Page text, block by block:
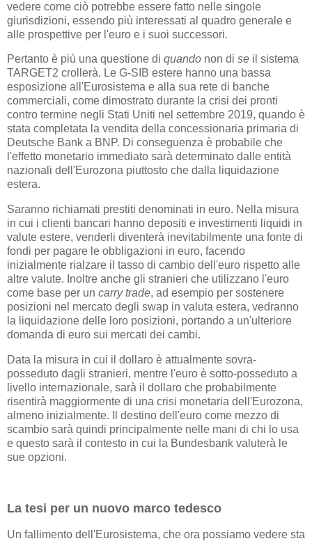
vedere come ciò potrebbe essere fatto nelle singole
giurisdizioni, essendo più interessati al quadro generale e
alle prospettive per l'euro e i suoi successori.
Pertanto è più una questione di quando non di se il sistema
TARGET2 crollerà. Le G-SIB estere hanno una bassa
esposizione all'Eurosistema e alla sua rete di banche
commerciali, come dimostrato durante la crisi dei pronti
contro termine negli Stati Uniti nel settembre 2019, quando è
stata completata la vendita della concessionaria primaria di
Deutsche Bank a BNP. Di conseguenza è probabile che
l'effetto monetario immediato sarà determinato dalle entità
nazionali dell'Eurozona piuttosto che dalla liquidazione
estera.
Saranno richiamati prestiti denominati in euro. Nella misura
in cui i clienti bancari hanno depositi e investimenti liquidi in
valute estere, venderli diventerà inevitabilmente una fonte di
fondi per pagare le obbligazioni in euro, facendo
inizialmente rialzare il tasso di cambio dell'euro rispetto alle
altre valute. Inoltre anche gli stranieri che utilizzano l'euro
come base per un carry trade, ad esempio per sostenere
posizioni nel mercato degli swap in valuta estera, vedranno
la liquidazione delle loro posizioni, portando a un'ulteriore
domanda di euro sui mercati dei cambi.
Data la misura in cui il dollaro è attualmente sovra-
posseduto dagli stranieri, mentre l'euro è sotto-posseduto a
livello internazionale, sarà il dollaro che probabilmente
risentirà maggiormente di una crisi monetaria dell'Eurozona,
almeno inizialmente. Il destino dell'euro come mezzo di
scambio sarà quindi principalmente nelle mani di chi lo usa
e questo sarà il contesto in cui la Bundesbank valuterà le
sue opzioni.
La tesi per un nuovo marco tedesco
Un fallimento dell'Eurosistema, che ora possiamo vedere sta